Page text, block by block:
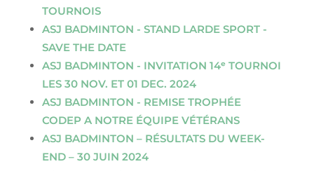
TOURNOIS
ASJ BADMINTON - STAND LARDE SPORT -
SAVE THE DATE
ASJ BADMINTON - INVITATION 14ᵉ TOURNOI
LES 30 NOV. ET 01 DEC. 2024
ASJ BADMINTON - REMISE TROPHÉE
CODEP A NOTRE ÉQUIPE VÉTÉRANS
ASJ BADMINTON – RÉSULTATS DU WEEK-
END – 30 JUIN 2024